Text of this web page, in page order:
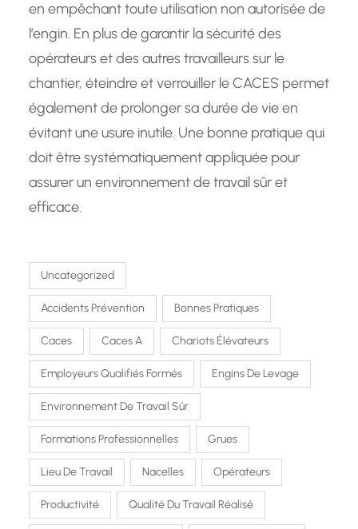
en empêchant toute utilisation non autorisée de
l’engin. En plus de garantir la sécurité des
opérateurs et des autres travailleurs sur le
chantier, éteindre et verrouiller le CACES permet
également de prolonger sa durée de vie en
évitant une usure inutile. Une bonne pratique qui
doit être systématiquement appliquée pour
assurer un environnement de travail sûr et
efficace.
Uncategorized
Accidents Prévention Bonnes Pratiques
Caces Caces A Chariots Élévateurs
Employeurs Qualifiés Formés Engins De Levage
Environnement De Travail Sûr
Formations Professionnelles Grues
Lieu De Travail Nacelles Opérateurs
Productivité Qualité Du Travail Réalisé